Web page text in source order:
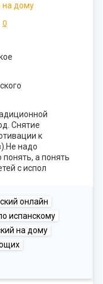
на дому
0
Снятие
к
надо
а понять
с испол
онлайн
испанскому
на дому